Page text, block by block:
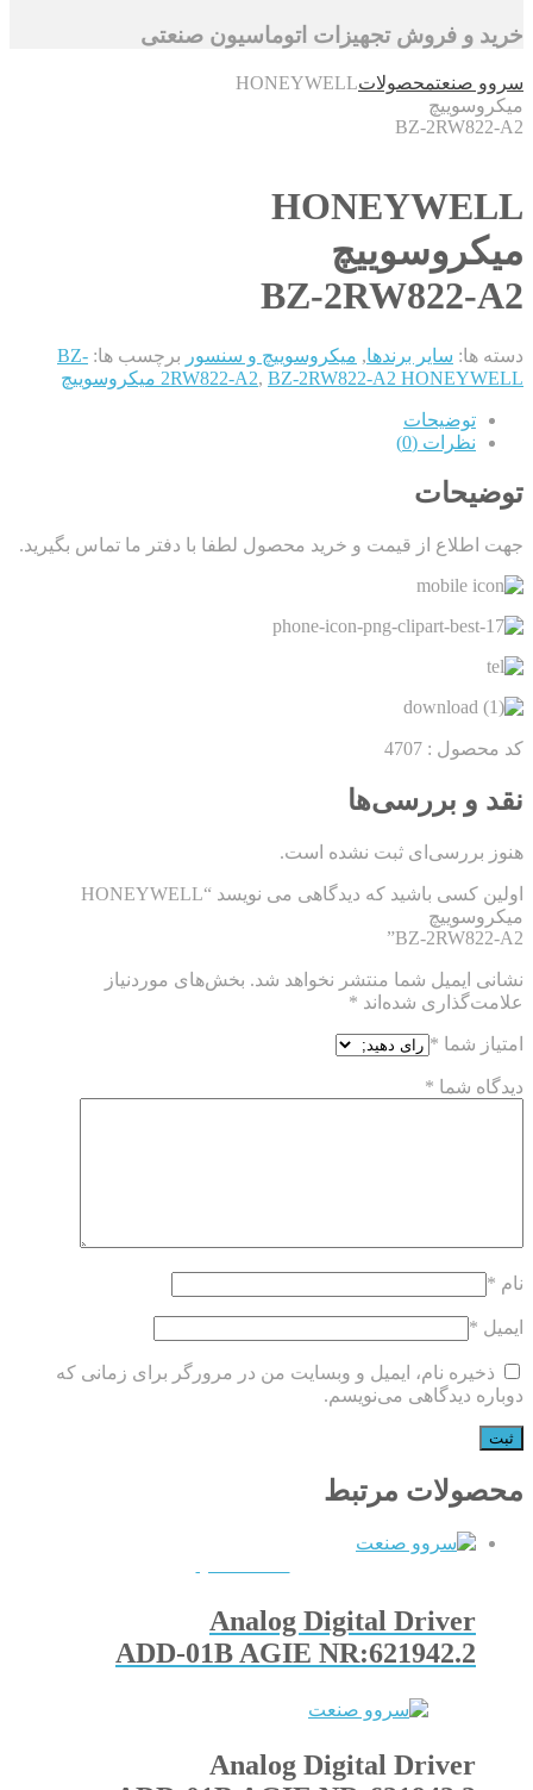
خرید و فروش تجهیزات اتوماسیون صنعتی
سروو صنعتمحصولاتHONEYWELL
میکروسوییچ
BZ-2RW822-A2
HONEYWELL
میکروسوییچ
BZ-2RW822-A2
دسته ها: سایر برندها, میکروسوییچ و سنسور برچسب ها: BZ-
2RW822-A2, BZ-2RW822-A2 HONEYWELL میکروسوییچ
توضیحات
نظرات (0)
توضیحات
جهت اطلاع از قیمت و خرید محصول لطفا با دفتر ما تماس بگیرید.
کد محصول : 4707
نقد و بررسی‌ها
هنوز بررسی‌ای ثبت نشده است.
اولین کسی باشید که دیدگاهی می نویسد “HONEYWELL
میکروسوییچ
BZ-2RW822-A2”
نشانی ایمیل شما منتشر نخواهد شد. بخش‌های موردنیاز
علامت‌گذاری شده‌اند *
امتیاز شما *
دیدگاه شما *
نام *
ایمیل *
ذخیره نام، ایمیل و وبسایت من در مرورگر برای زمانی که
دوباره دیدگاهی می‌نویسم.
محصولات مرتبط
Analog Digital Driver
ADD-01B AGIE NR:621942.2
Analog Digital Driver